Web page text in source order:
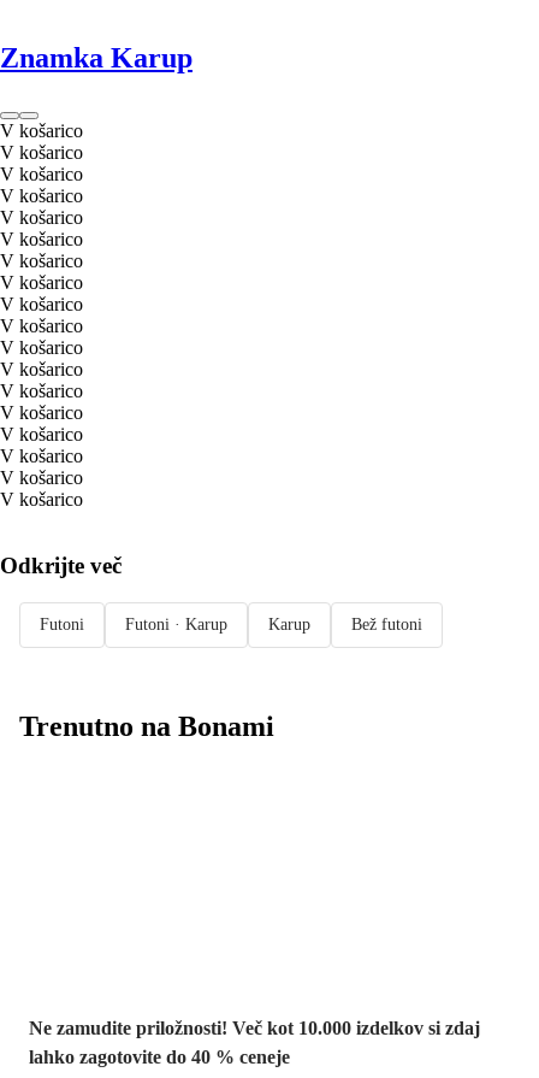
Znamka Karup
V košarico
V košarico
V košarico
V košarico
V košarico
V košarico
V košarico
V košarico
V košarico
V košarico
V košarico
V košarico
V košarico
V košarico
V košarico
V košarico
V košarico
V košarico
Odkrijte več
Futoni Futoni · Karup Karup Bež futoni
Trenutno na Bonami
Ne zamudite priložnosti! Več kot 10.000 izdelkov si zdaj
lahko zagotovite do 40 % ceneje